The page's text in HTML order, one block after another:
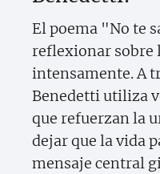
El poema "No te
reflexionar sobre
intensamente. A
Benedetti utiliza
que refuerzan la
dejar que la vida
mensaje central